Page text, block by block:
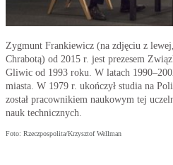
Zygmunt Frankiewicz (na zdjęciu z
Chrabotą) od 2015 r. jest prezesem
Gliwic od 1993 roku. W latach
miasta. W 1979 r. ukończył studia na
został pracownikiem naukowym tej
nauk technicznych.
Foto: Rzeczpospolita/Krzysztof Wellman